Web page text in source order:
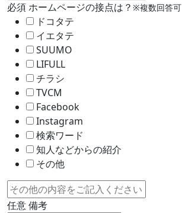
必須ホームページの接点は？ ※複数回答可
ドコタテ
イエタテ
SUUMO
LIFULL
チラシ
TVCM
Facebook
Instagram
検索ワード
知人などからの紹介
その他
任意備考